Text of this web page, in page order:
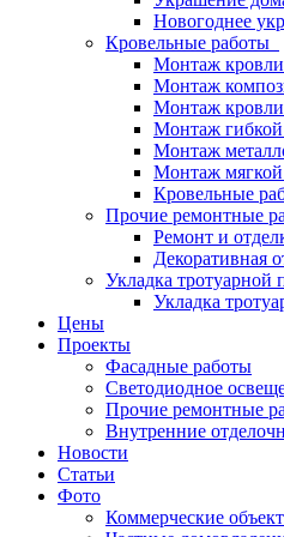
Новогоднее
Кровельные работы
Монтаж
Монтаж
Монтаж кровли
Монтаж
Монтаж
Монтаж
Кровельные
Прочие ремонтные
Ремонт и
Декоративная
Укладка тротуарной
Укладка
Цены
Проекты
Фасадные работы
Светодиодное
Прочие ремонтные
Внутренние
Новости
Статьи
Фото
Коммерческие